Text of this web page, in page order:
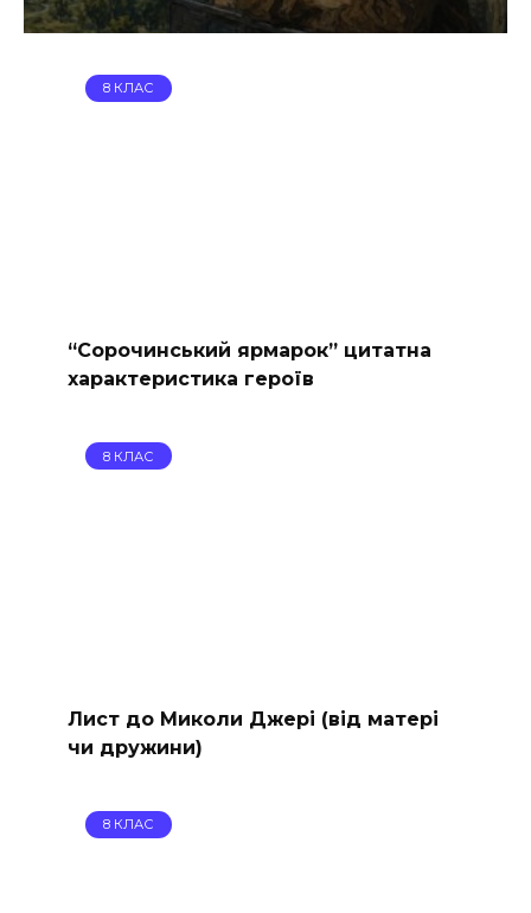
8 КЛАС
“Сорочинський ярмарок” цитатна
характеристика героїв
8 КЛАС
Лист до Миколи Джері (від матері
чи дружини)
8 КЛАС